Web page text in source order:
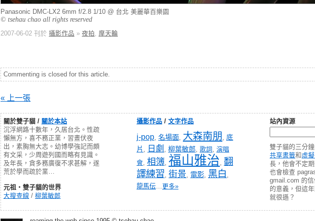
Panasonic DMC-LX2 6mm f/2.8 1/10 @ 台北 美麗華百樂園
© tsehau chao all rights reserved
2007-06-02 刊於 攝影作品 » 夜拍, 摩天輪
Commenting is closed for this article.
« 上一張
關於雙子貓 / 關於本站
沉浮網路十數年，久居台北。性疏
懶無方，喜不務正業，習晝伏夜
出，素胸無大志。幼博學強記而頗
有文采，少周遊列國而略有見識。
及年長，貪多務廣復不求甚解，遂
荒於學而疏於業…
元祖‧雙子貓的世界
大搜查線 / 柳葉敏郎
站內資源
雙子貓的三分
共享書籤和 虛
長，他會不定
也會檢查
gmail.com 的
的意義，但這
就很遜？
攝影作品 / 文字作品
j-pop, 名場面, 大森南朋 , 底
片 , 日劇 , 柳葉敏郎, 歌詞 , 演唱
會, 相簿, 福山雅治 , 翻
譯練習, 街景, 電影, 黑白 ,
龍馬伝…更多»